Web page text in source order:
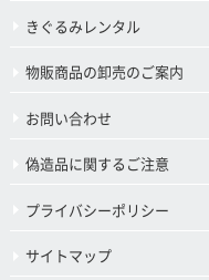
きぐるみレンタル
物販商品の卸売のご案内
お問い合わせ
偽造品に関するご注意
プライバシーポリシー
サイトマップ